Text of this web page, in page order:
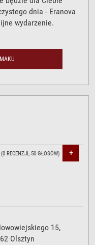
dnia - Eranova
wydarzenie.
(0 RECENZJI, 50 GŁOSÓW) +
15,
Olsztyn